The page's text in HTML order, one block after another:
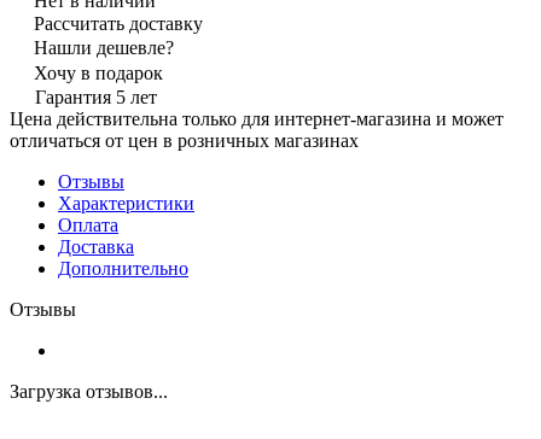
Рассчитать доставку
Нашли дешевле?
Хочу в подарок
Гарантия 5 лет
Цена действительна только для интернет-магазина и может
отличаться от цен в розничных магазинах
Отзывы
Характеристики
Оплата
Доставка
Дополнительно
Отзывы
Загрузка отзывов...